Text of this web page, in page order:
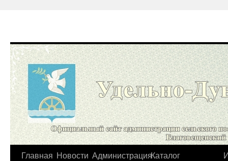
Перейти
Главная Новости АдминистрацияКаталог